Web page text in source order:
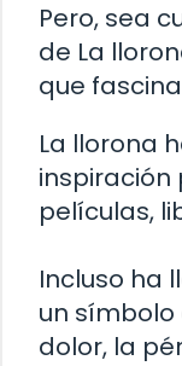
Pero, sea
de La
que
La llorona
inspiración
películas,
Incluso ha
un
dolor, la